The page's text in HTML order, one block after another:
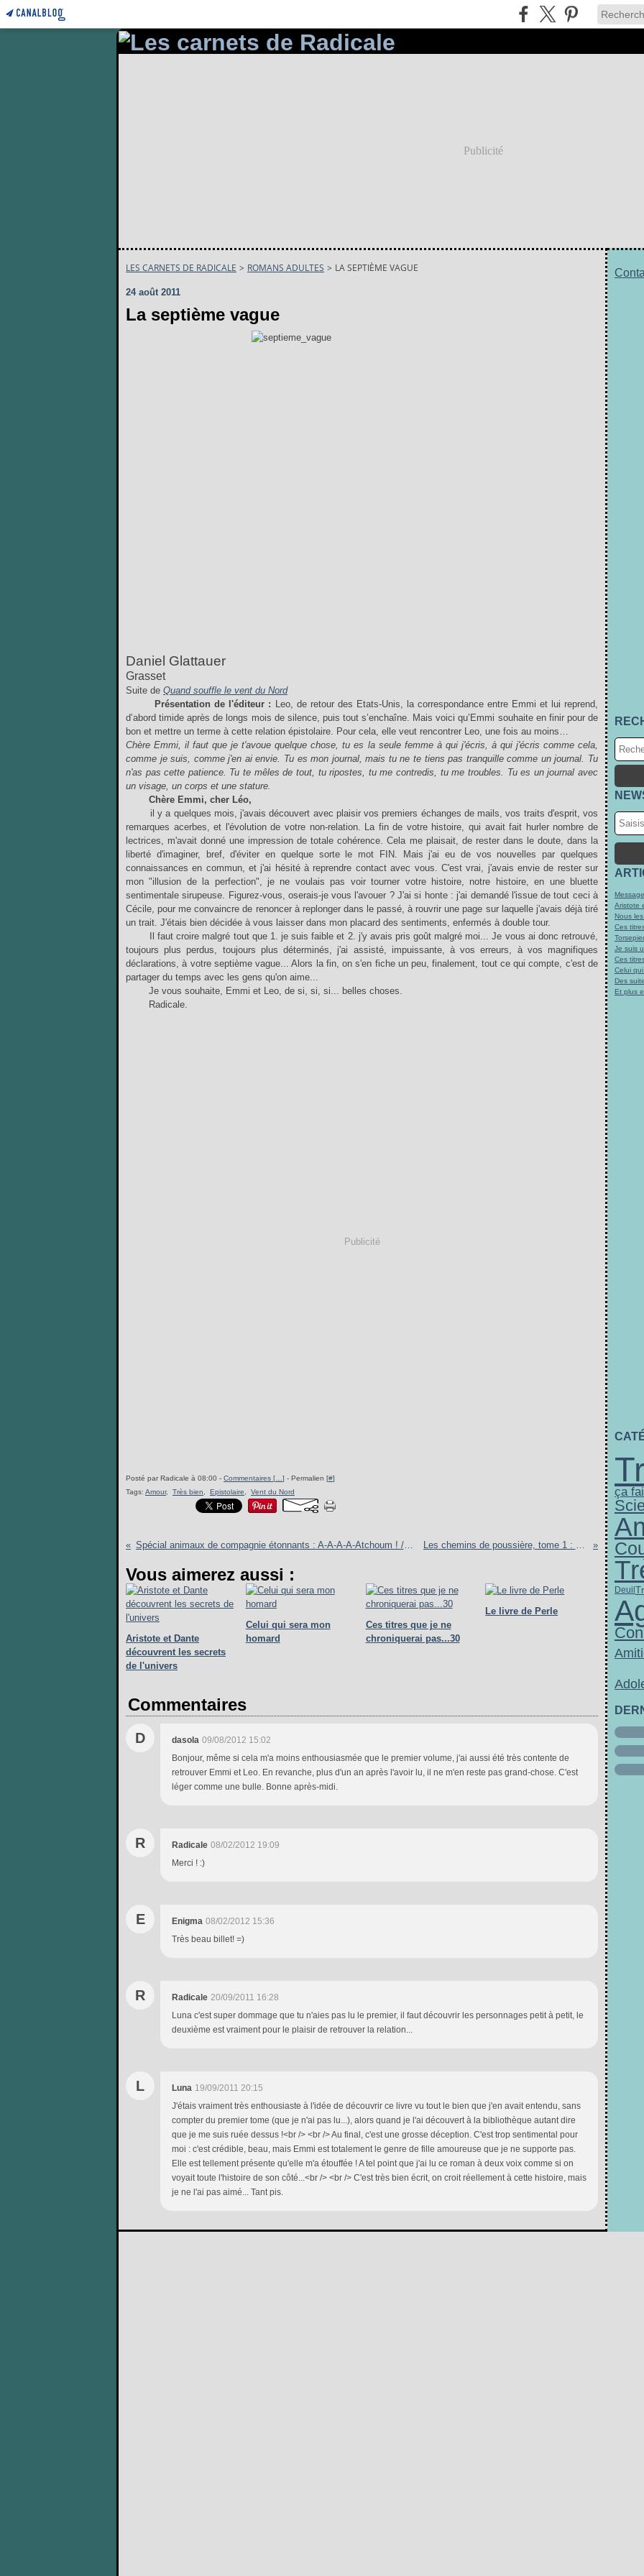
Publicité
LES CARNETS DE RADICALE > ROMANS ADULTES > LA SEPTIÈME VAGUE
24 août 2011
La septième vague
Daniel Glattauer
Grasset
Suite de Quand souffle le vent du Nord
Présentation de l'éditeur : Leo, de retour des Etats-Unis, la correspondance entre Emmi et lui reprend,
d’abord timide après de longs mois de silence, puis tout s’enchaîne. Mais voici qu’Emmi souhaite en finir pour de
bon et mettre un terme à cette relation épistolaire. Pour cela, elle veut rencontrer Leo, une fois au moins…
Chère Emmi, il faut que je t'avoue quelque chose, tu es la seule femme à qui j'écris, à qui j'écris comme cela,
comme je suis, comme j'en ai envie. Tu es mon journal, mais tu ne te tiens pas tranquille comme un journal. Tu
n'as pas cette patience. Tu te mêles de tout, tu ripostes, tu me contredis, tu me troubles. Tu es un journal avec
un visage, un corps et une stature.
Chère Emmi, cher Léo,
il y a quelques mois, j'avais découvert avec plaisir vos premiers échanges de mails, vos traits d'esprit, vos
remarques acerbes, et l'évolution de votre non-relation. La fin de votre histoire, qui avait fait hurler nombre de
lectrices, m'avait donné une impression de totale cohérence. Cela me plaisait, de rester dans le doute, dans la
liberté d'imaginer, bref, d'éviter en quelque sorte le mot FIN. Mais j'ai eu de vos nouvelles par quelques
connaissances en commun, et j'ai hésité à reprendre contact avec vous. C'est vrai, j'avais envie de rester sur
mon "illusion de la perfection", je ne voulais pas voir tourner votre histoire, notre histoire, en une bluette
sentimentale sirupeuse. Figurez-vous, oserais-je vous l'avouer ? J'ai si honte : j'ai demandé l'issue de tout ceci à
Cécile, pour me convaincre de renoncer à replonger dans le passé, à rouvrir une page sur laquelle j'avais déjà tiré
un trait. J'étais bien décidée à vous laisser dans mon placard des sentiments, enfermés à double tour.
Il faut croire malgré tout que 1. je suis faible et 2. j'y avais pris goût malgré moi... Je vous ai donc retrouvé,
toujours plus perdus, toujours plus déterminés, j'ai assisté, impuissante, à vos erreurs, à vos magnifiques
déclarations, à votre septième vague... Alors la fin, on s'en fiche un peu, finalement, tout ce qui compte, c'est de
partager du temps avec les gens qu'on aime...
Je vous souhaite, Emmi et Leo, de si, si, si... belles choses.
Radicale.
Publicité
Posté par Radicale à 08:00 - Commentaires [ ] - Permalien [#]
Tags: Amour, Très bien Epistolaire Vent du Nord
Spécial animaux de compagnie étonnants : A-A-A-A-Atchoum ! / Mon chat le plus bête du monde Les chemins de poussière, tome 1 : Saba Ange de la Mort
Vous aimerez aussi :
Aristote et Dante
découvrent les secrets
de l'univers
Celui qui sera mon
homard
Ces titres que je ne
chroniquerai pas...30
Le livre de Perle
Commentaires
D dasola 09/08/2012 15:02
Bonjour, même si cela m'a moins enthousiasmée que le premier volume, j'ai aussi été très contente de
retrouver Emmi et Leo. En revanche, plus d'un an après l'avoir lu, il ne m'en reste pas grand-chose. C'est
léger comme une bulle. Bonne après-midi.
R Radicale 08/02/2012 19:09
Merci ! :)
E Enigma 08/02/2012 15:36
Très beau billet! =)
R Radicale 20/09/2011 16:28
Luna c'est super dommage que tu n'aies pas lu le premier, il faut découvrir les personnages petit à petit, le
deuxième est vraiment pour le plaisir de retrouver la relation...
L Luna 19/09/2011 20:15
J'étais vraiment très enthousiaste à l'idée de découvrir ce livre vu tout le bien que j'en avait entendu, sans
compter du premier tome (que je n'ai pas lu...), alors quand je l'ai découvert à la bibliothèque autant dire
que je me suis ruée dessus !<br /> <br /> Au final, c'est une grosse déception. C'est trop sentimental pour
moi : c'est crédible, beau, mais Emmi est totalement le genre de fille amoureuse que je ne supporte pas.
Elle est tellement présente qu'elle m'a étouffée ! A tel point que j'ai lu ce roman à deux voix comme si on
voyait toute l'histoire de son côté...<br /> <br /> C'est très bien écrit, on croit réellement à cette histoire, mais
je ne l'ai pas aimé... Tant pis.
Aristote
Nous
Ces
Je suis
Ces
Celui
Des
Et plus
ça
Deuil